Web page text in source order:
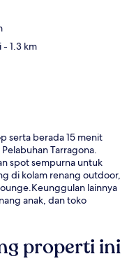
- 1.3 km
serta berada 15 menit
Tarragona.
spot sempurna untuk
di kolam renang outdoor,
lainnya
anak, dan toko
properti ini